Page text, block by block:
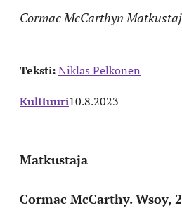
Cormac McCarthyn
Teksti:Niklas Pelkonen
Kulttuuri10.8.2023
Matkustaja
Cormac McCarthy. Wsoy,